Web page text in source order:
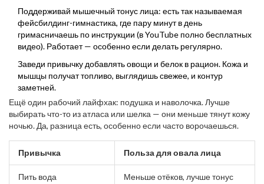
Поддерживай мышечный тонус лица: есть так называемая
фейсбилдинг-гимнастика, где пару минут в день
гримасничаешь по инструкции (в YouTube полно бесплатных
видео). Работает — особенно если делать регулярно.
Заведи привычку добавлять овощи и белок в рацион. Кожа и
мышцы получат топливо, выглядишь свежее, и контур
заметней.
Ещё один рабочий лайфхак: подушка и наволочка. Лучше
выбирать что-то из атласа или шелка — они меньше тянут кожу
ночью. Да, разница есть, особенно если часто ворочаешься.
Привычка Польза для овала лица
Пить вода Меньше отёков, лучше тонус